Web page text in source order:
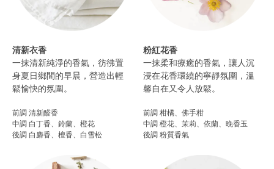
清新衣香
一抹清新純淨的香氣，彷彿置
身夏日鄉間的早晨，營造出輕
鬆愉快的氛圍。
前調 清新醛香
中調 白丁香、鈴蘭、橙花
後調 白麝香、檀香、白雪松
粉紅花香
一抹柔和療癒的香氣，讓人沉
浸在花香環繞的寧靜氛圍，溫
馨自在又令人放鬆。
前調 柑橘、佛手柑
中調 橙花、茉莉、依蘭、晚香玉
後調 粉質香氣